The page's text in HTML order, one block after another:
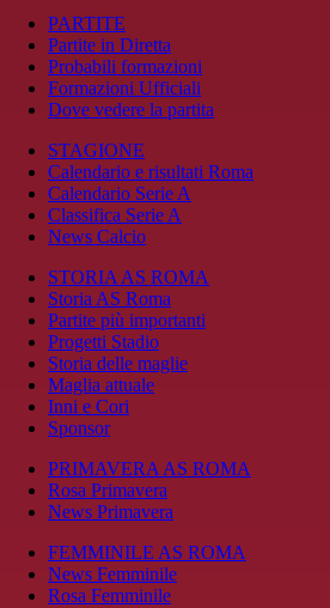
PARTITE
Partite in Diretta
Probabili formazioni
Formazioni Ufficiali
Dove vedere la partita
STAGIONE
Calendario e risultati Roma
Calendario Serie A
Classifica Serie A
News Calcio
STORIA AS ROMA
Storia AS Roma
Partite più importanti
Progetti Stadio
Storia delle maglie
Maglia attuale
Inni e Cori
Sponsor
PRIMAVERA AS ROMA
Rosa Primavera
News Primavera
FEMMINILE AS ROMA
News Femminile
Rosa Femminile